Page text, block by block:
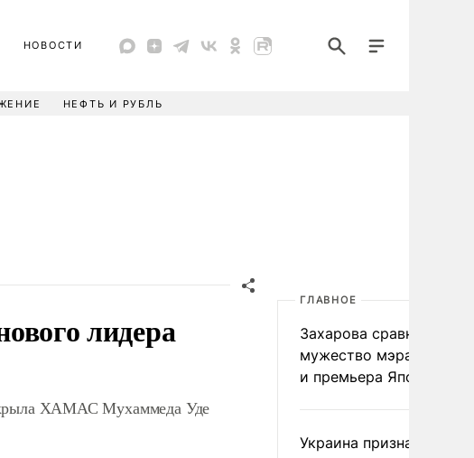
НОВОСТИ
НЕФТЬ И РУБЛЬ
лидера
ХАМАС Мухаммеда Уде
ГЛАВНОЕ
Захарова сравнила
мужество мэра
и премьера Японии
Украина признала